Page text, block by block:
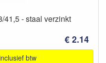
41,5 - staal verzinkt
€ 2.14
btw